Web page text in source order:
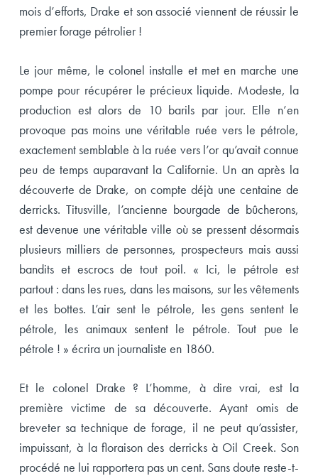
mois d’efforts, Drake et son associé viennent de réussir le
premier forage pétrolier !
Le jour même, le colonel installe et met en marche une
pompe pour récupérer le précieux liquide. Modeste, la
production est alors de 10 barils par jour. Elle n’en
provoque pas moins une véritable ruée vers le pétrole,
exactement semblable à la ruée vers l’or qu’avait connue
peu de temps auparavant la Californie. Un an après la
découverte de Drake, on compte déjà une centaine de
derricks. Titusville, l’ancienne bourgade de bûcherons,
est devenue une véritable ville où se pressent désormais
plusieurs milliers de personnes, prospecteurs mais aussi
bandits et escrocs de tout poil. « Ici, le pétrole est
partout : dans les rues, dans les maisons, sur les vêtements
et les bottes. L’air sent le pétrole, les gens sentent le
pétrole, les animaux sentent le pétrole. Tout pue le
pétrole ! » écrira un journaliste en 1860.
Et le colonel Drake ? L’homme, à dire vrai, est la
première victime de sa découverte. Ayant omis de
breveter sa technique de forage, il ne peut qu’assister,
impuissant, à la floraison des derricks à Oil Creek. Son
procédé ne lui rapportera pas un cent. Sans doute reste-t-